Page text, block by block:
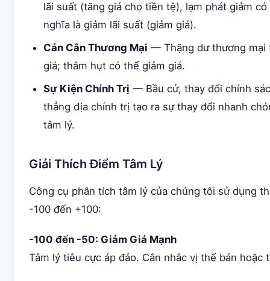
lãi suất (tăng giá cho tiền tệ), lạm phát giảm
nghĩa là giảm lãi suất (giảm giá).
Cán Cân Thương Mại — Thặng dư thương mại
giá; thâm hụt có thể giảm giá.
Sự Kiện Chính Trị — Bầu cử, thay đổi chính
thẳng địa chính trị tạo ra sự thay đổi nhanh
tâm lý.
Giải Thích Điểm Tâm Lý
Công cụ phân tích tâm lý của chúng tôi sử dụng
-100 đến +100:
-100 đến -50: Giảm Giá Mạnh
Tâm lý tiêu cực áp đảo. Cân nhắc vị thế bán hoặc